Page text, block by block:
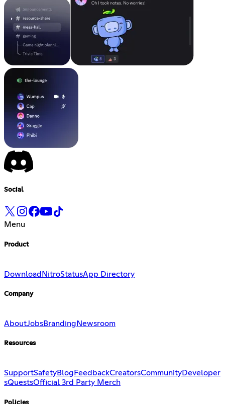
Social
Menu
Product
Download NitroStatusApp Directory
Company
AboutJobsBranding Newsroom
Resources
SupportSafetyBlog FeedbackCreatorsCommunityDeveloper
sQuestsOfficial 3rd Party Merch
Policies